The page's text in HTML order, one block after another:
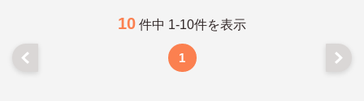
10 件中 1-10件を表示
1